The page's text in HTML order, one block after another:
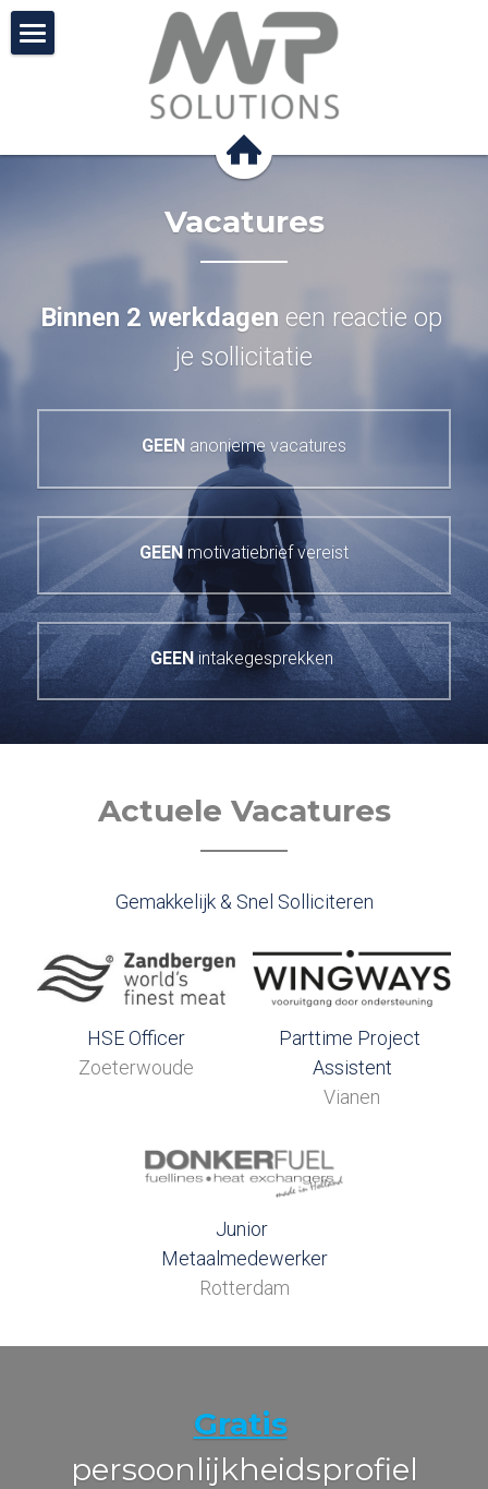
Video (51 sec.)
CV Tips & voorbeelden
Profielrapport
Contact
Vacatures
Binnen 2 werkdagen een reactie op
je sollicitatie
GEEN anonieme vacatures
GEEN motivatiebrief vereist
GEEN intakegesprekken
Actuele Vacatures
Gemakkelijk & Snel Solliciteren
HSE Officer
Zoeterwoude
Parttime Project
Assistent
Vianen
Junior
Metaalmedewerker
Rotterdam
Gratis
persoonlijkheidsprofiel